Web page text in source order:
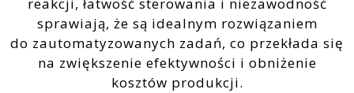
sprawiają, że są idealnym rozwiązaniem
do zautomatyzowanych zadań, co przekłada się
na zwiększenie efektywności i obniżenie
kosztów produkcji.